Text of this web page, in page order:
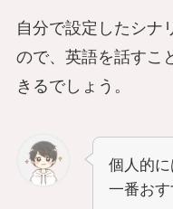
自分で設定したシナ
ので、英語を話すこ
きるでしょう。
個人的
一番おす